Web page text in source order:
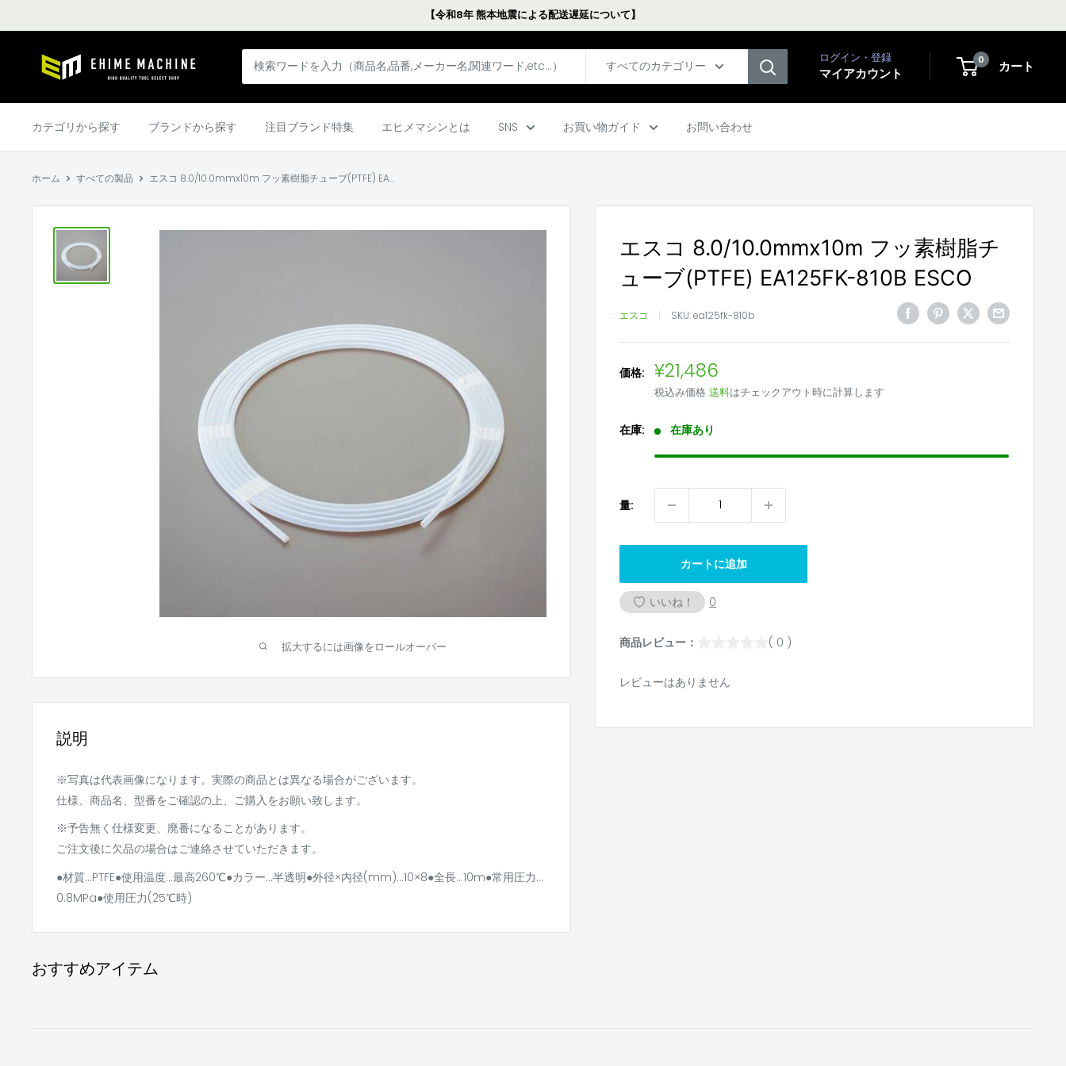
ン
キ
【令和8年 熊本地震による配送遅延について】
エ
ヒ
本
すべてのカテゴリー
ログイン・登録
マイアカウント
0 カート
カテゴリから探す ブランドから探す 注目ブランド特集 エヒメマシンとは SNS お買い物ガイド お問い合わせ
ホーム すべての製品 エスコ 8.0/10.0mmx10m フッ素樹脂チューブ(PTFE) EA...
拡大するには画像をロールオーバー
エスコ 8.0/10.0mmx10m フッ素樹脂チ
ューブ(PTFE) EA125FK-810B ESCO
エスコ SKU:ea125fk-810b
価格: 販
売
価
格
¥21,486
税込み価格送料はチェックアウト時に計算します
在庫: 在庫あり
量:
カートに追加
いいね！ 0
商品レビュー： ( 0 )
レビューはありません
説明
※写真は代表画像になります。実際の商品とは異なる場合がございます。
仕様、商品名、型番をご確認の上、ご購入をお願い致します。
※予告無く仕様変更、廃番になることがあります。
ご注文後に欠品の場合はご連絡させていただきます。
●材質…PTFE●使用温度…最高260℃●カラー…半透明●外径×内径(mm)…10×8●全長…10m●常用圧力…
0.8MPa●使用圧力(25℃時)
おすすめアイテム